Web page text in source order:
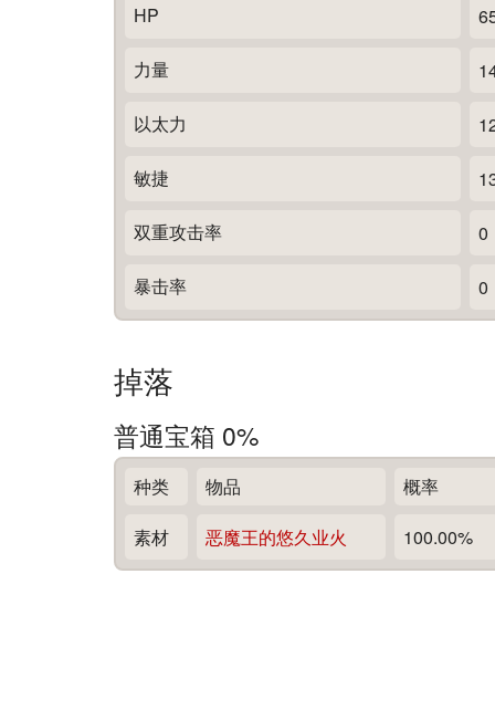
HP
力量
以太力
敏捷
双重攻击率 0
暴击率 0
掉落
普通宝箱 0%
种类 物品
概率
素材
恶魔王的悠久业火 100.00%